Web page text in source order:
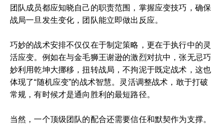
团队成员都应知晓自己的职责范围，掌握应变技巧，确保
战局一旦发生变化，团队能立即做出反应。
巧妙的战术安排不仅仅在于制定策略，更在于执行中的灵
活应变。例如在与金毛狮王谢逊的激烈对抗中，张无忌巧
妙利用乾坤大挪移，扭转战局，不拘泥于既定战术，这也
体现了“随机应变”的战术智慧。灵活调整战术，敢于打破
常规，有时候才是通向胜利的最短路径。
当然，一个顶级团队的配合还需要信任和默契作为支撑。